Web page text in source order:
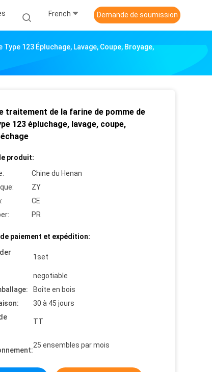
French Demande de soumission
123 Épluchage, Lavage, Coupe, Broyage,
traitement de la farine de pomme de
123 épluchage, lavage, coupe,
produit:
Chine du Henan
ZY
CE
PR
paiement et expédition:
1set
negotiable
Boîte en bois
30 à 45 jours
TT
25 ensembles par mois